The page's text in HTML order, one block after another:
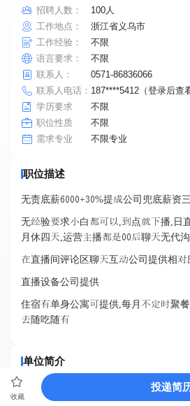
招聘人数：
100人
工作地点：
浙江省义乌市
工作经验：
不限
语言要求：
不限
联系人：
0571-86836066
联系人电话： 187****5412（登录后查
学历要求
不限
职位性质
不限
需求专业
不限专业
职位描述
无责底薪+%提公司兜底薪资
无验求白,点播,日直
月休四,运营播聊无代沟
直播间评论区聊互公司提供相
直播设备公司提供
住宿单身公寓提供,每月聚餐
随吃随
单位简介
本公司是正规持证直播传媒公司，与内
营。拥有成熟公会资源、专业运营团队
收藏
投递简